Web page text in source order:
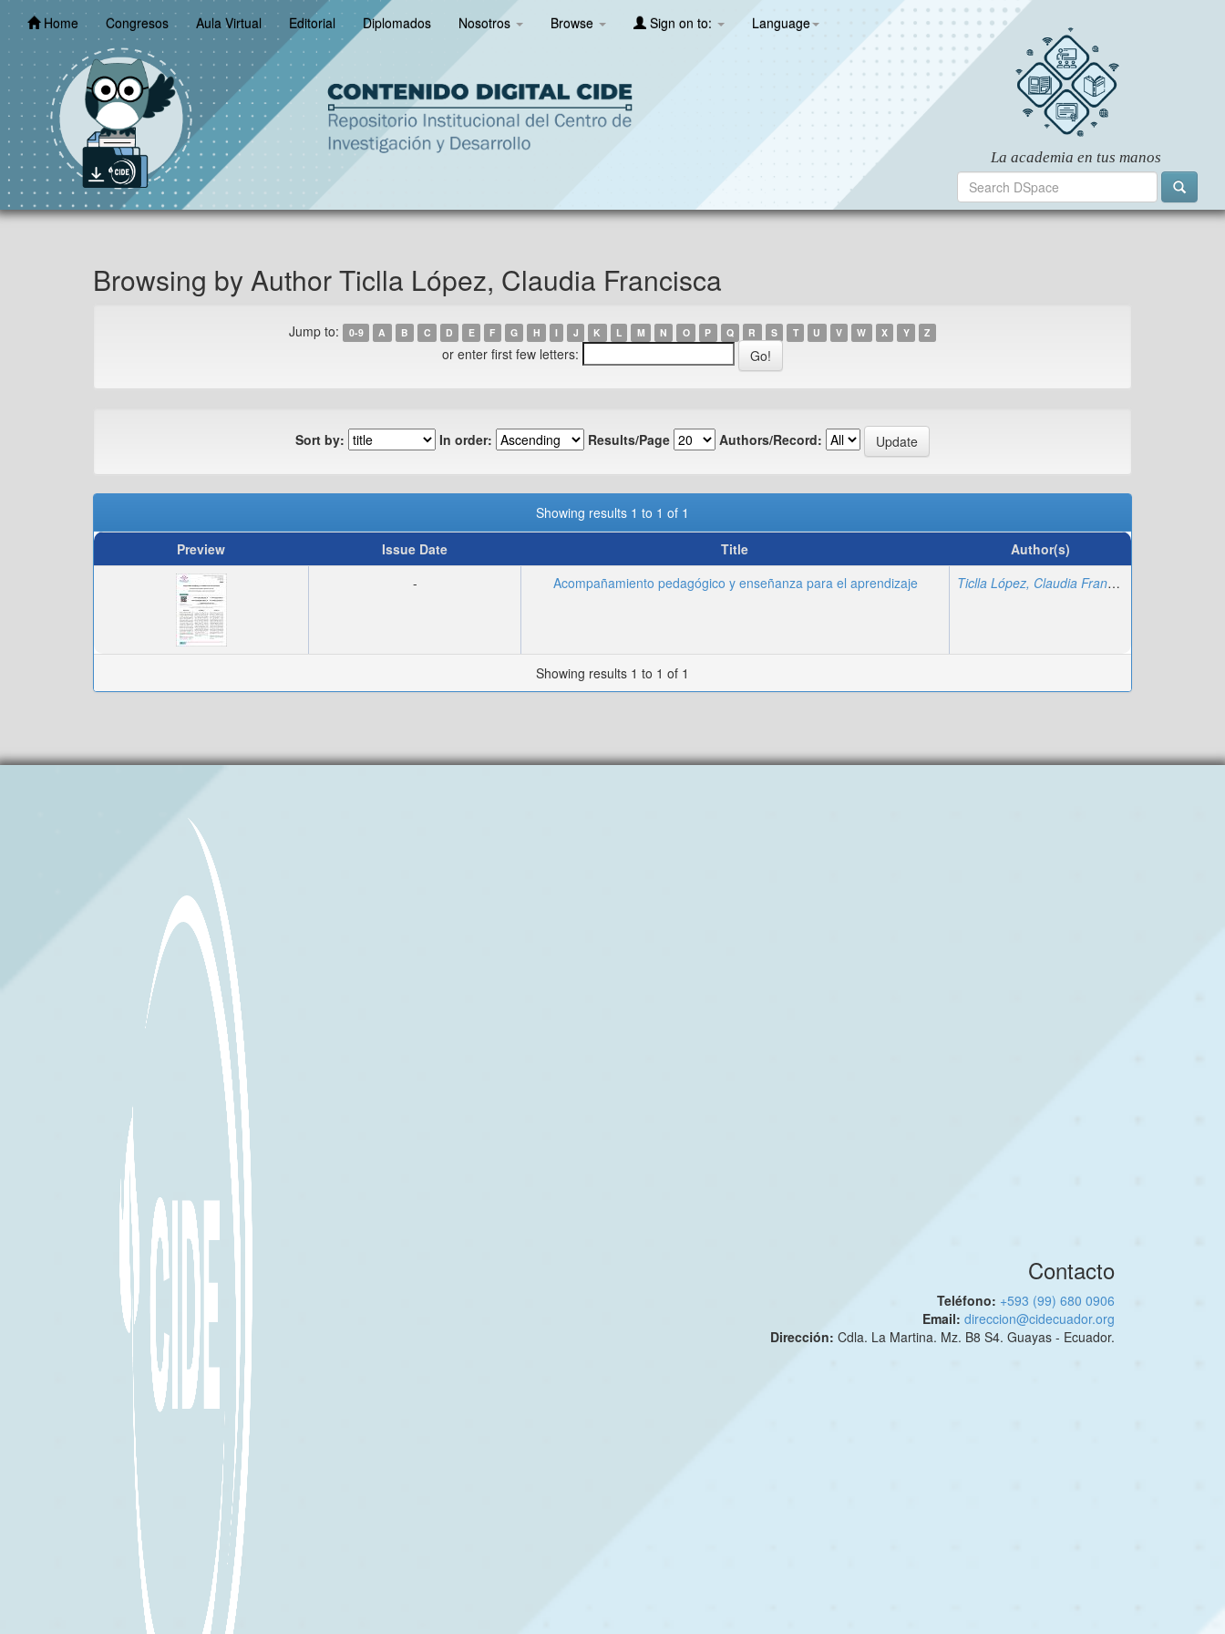
Skip
navigationHome Congresos Aula Virtual Editorial Diplomados Nosotros Browse Sign on to: Language
Browsing by Author Ticlla López, Claudia Francisca
Jump to: 0-9 A B C D E F G H I J K L M N O P Q R S T U V W X Y Z
or enter first few letters:
Sort by: In order: Results/Page Authors/Record:
Showing results 1 to 1 of 1
Preview
Issue Date Title
Author(s)
-
Acompañamiento pedagógico y enseñanza para el aprendizaje Ticlla López, Claudia Francisca
Showing results 1 to 1 of 1
Contacto
Teléfono: +593 (99) 680 0906
Email: direccion@cidecuador.org
Dirección: Cdla. La Martina. Mz. B8 S4. Guayas - Ecuador.